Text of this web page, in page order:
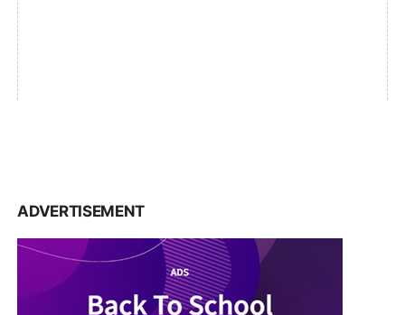
ADVERTISEMENT